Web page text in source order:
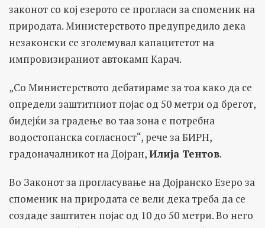
законот со кој езерото се прогласи за споменик на
природата. Министерството предупредило дека
незаконски се зголемувал капацитетот на
импровизираниот автокамп Карач.
„Со Министерството дебатираме за тоа како да се
определи заштитниот појас од 50 метри од брегот,
бидејќи за градење во таа зона е потребна
водостопанска согласност“, рече за БИРН,
градоначалникот на Дојран,Илија Тентов.
Во Законот за прогласување на Дојранско Езеро за
споменик на природата се вели дека треба да се
создаде заштитен појас од 10 до 50 метри. Во него